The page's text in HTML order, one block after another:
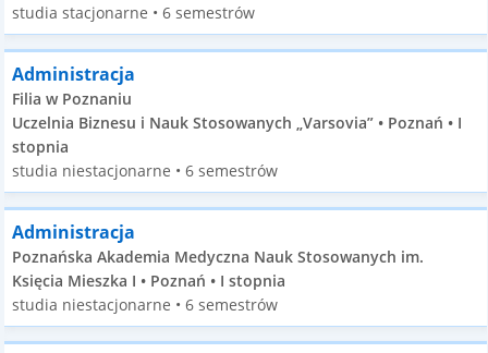
studia stacjonarne • 6 semestrów
Administracja
Filia w Poznaniu
Uczelnia Biznesu i Nauk Stosowanych „Varsovia” • Poznań • I
stopnia
studia niestacjonarne • 6 semestrów
Administracja
Poznańska Akademia Medyczna Nauk Stosowanych im.
Księcia Mieszka I • Poznań • I stopnia
studia niestacjonarne • 6 semestrów